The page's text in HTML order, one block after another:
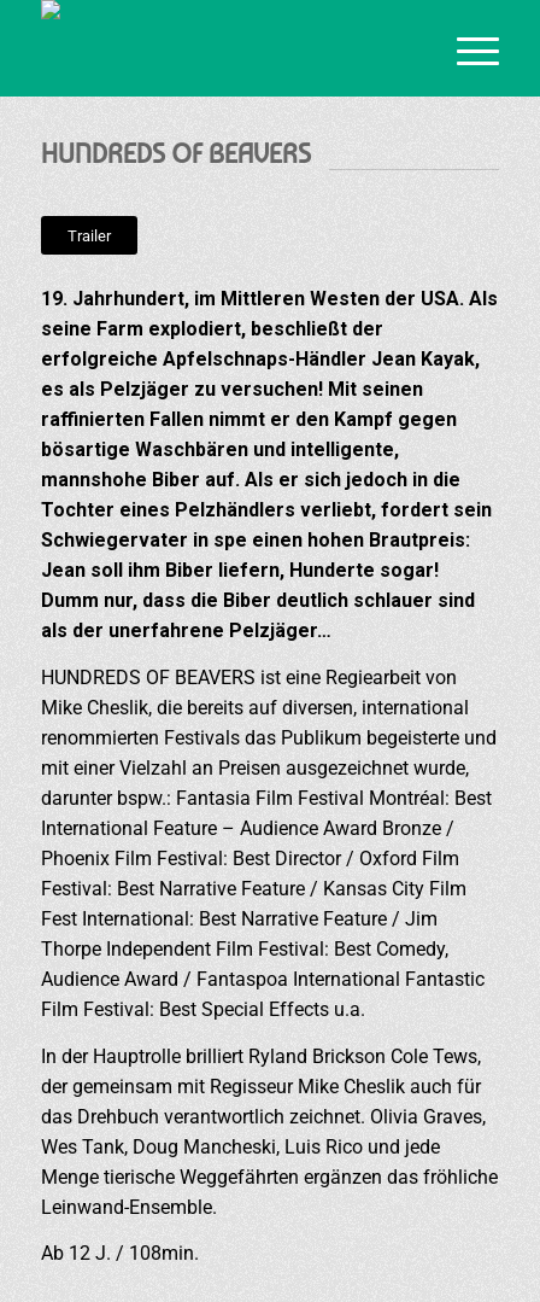
HUNDREDS OF BEAVERS
Trailer
19. Jahrhundert, im Mittleren Westen der USA. Als
seine Farm explodiert, beschließt der
erfolgreiche Apfelschnaps-Händler Jean Kayak,
es als Pelzjäger zu versuchen! Mit seinen
raffinierten Fallen nimmt er den Kampf gegen
bösartige Waschbären und intelligente,
mannshohe Biber auf. Als er sich jedoch in die
Tochter eines Pelzhändlers verliebt, fordert sein
Schwiegervater in spe einen hohen Brautpreis:
Jean soll ihm Biber liefern, Hunderte sogar!
Dumm nur, dass die Biber deutlich schlauer sind
als der unerfahrene Pelzjäger…
HUNDREDS OF BEAVERS ist eine Regiearbeit von
Mike Cheslik, die bereits auf diversen, international
renommierten Festivals das Publikum begeisterte und
mit einer Vielzahl an Preisen ausgezeichnet wurde,
darunter bspw.: Fantasia Film Festival Montréal: Best
International Feature – Audience Award Bronze /
Phoenix Film Festival: Best Director / Oxford Film
Festival: Best Narrative Feature / Kansas City Film
Fest International: Best Narrative Feature / Jim
Thorpe Independent Film Festival: Best Comedy,
Audience Award / Fantaspoa International Fantastic
Film Festival: Best Special Effects u.a.
In der Hauptrolle brilliert Ryland Brickson Cole Tews,
der gemeinsam mit Regisseur Mike Cheslik auch für
das Drehbuch verantwortlich zeichnet. Olivia Graves,
Wes Tank, Doug Mancheski, Luis Rico und jede
Menge tierische Weggefährten ergänzen das fröhliche
Leinwand-Ensemble.
Ab 12 J. / 108min.